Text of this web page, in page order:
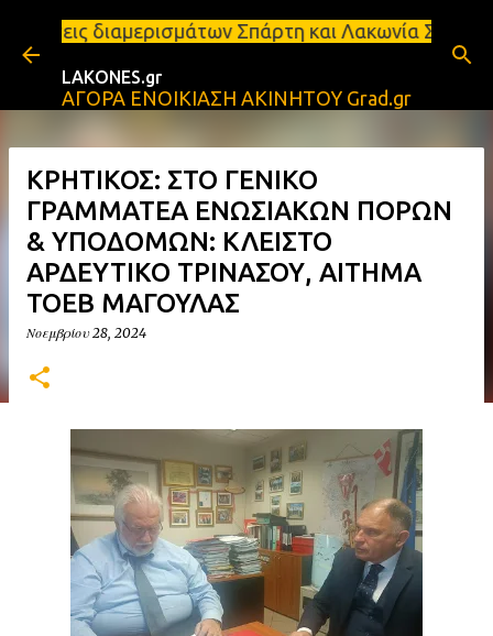
Μετάβαση στο κύριο περιεχόμενο
Σπάρτη και Λακωνία Σπάρτη -
LAKONES.gr
ΑΓΟΡΑ ΕΝΟΙΚΙΑΣΗ ΑΚΙΝΗΤΟΥ Grad.gr
ΚΡΗΤΙΚΟΣ: ΣΤΟ ΓΕΝΙΚΟ
ΓΡΑΜΜΑΤΕΑ ΕΝΩΣΙΑΚΩΝ ΠΟΡΩΝ
& ΥΠΟΔΟΜΩΝ: ΚΛΕΙΣΤΟ
ΑΡΔΕΥΤΙΚΟ ΤΡΙΝΑΣΟΥ, ΑΙΤΗΜΑ
ΤΟΕΒ ΜΑΓΟΥΛΑΣ
Νοεμβρίου 28, 2024